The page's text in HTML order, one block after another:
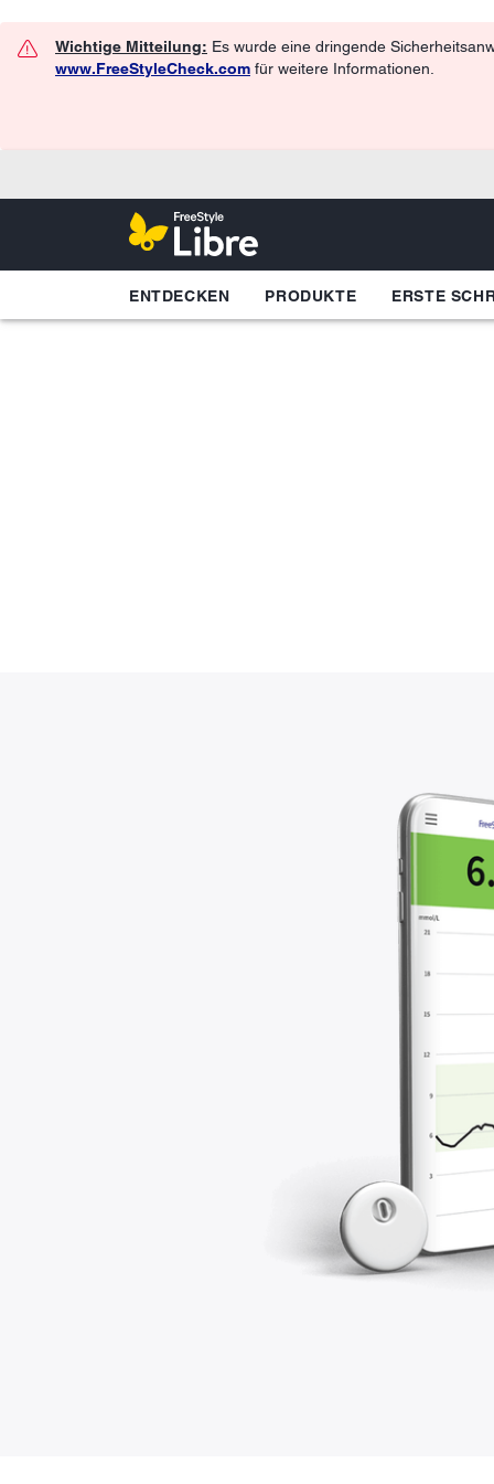
Wichtige Mitteilung: Es wurde eine dringende
www.FreeStyleCheck.com für weitere Informationen.
ENTDECKEN PRODUKTE ERSTE